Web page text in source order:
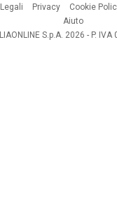
Privacy Cookie
Aiuto
S.p.A. 2026 - P.